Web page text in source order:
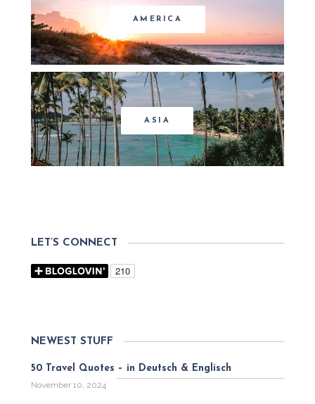
AMERICA
ASIA
LET’S CONNECT
NEWEST STUFF
50 Travel Quotes – in Deutsch & Englisch
November 10, 2024